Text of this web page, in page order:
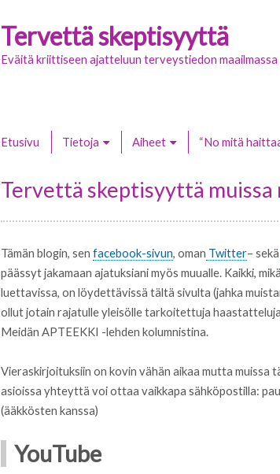
Tervettä skeptisyyttä
Eväitä kriittiseen ajatteluun terveystiedon maailmassa
Etusivu Tietoja Aiheet “No mitä
Tervettä skeptisyyttä muissa
Tämän blogin, sen facebook-sivun, oman Twitter– sekä
päässyt jakamaan ajatuksiani myös muualle. Kaikki,
luettavissa, on löydettävissä tältä sivulta (jahka
ollut jotain rajatulle yleisölle tarkoitettuja
Meidän APTEEKKI -lehden kolumnistina.
Vieraskirjoituksiin on kovin vähän aikaa mutta muissa
asioissa yhteyttä voi ottaa vaikkapa sähköpostilla:
(ääkkösten kanssa)
YouTube